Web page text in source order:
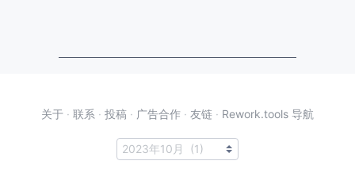
关于 · 联系 · 投稿 · 广告合作 · 友链 · Rework.tools 导航